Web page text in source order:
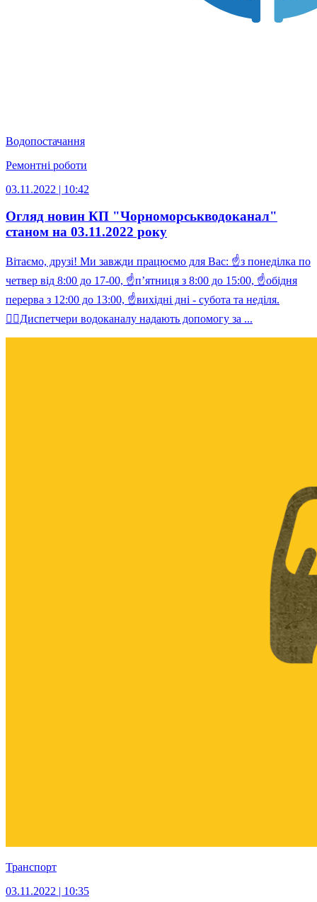
Водопостачання
Ремонтні роботи
03.11.2022 | 10:42
Огляд новин КП "Чорноморськводоканал"
станом на 03.11.2022 року
Вітаємо, друзі! Ми завжди працюємо для Вас: ☝️з понеділка по
четвер від 8:00 до 17-00, ☝️п’ятниця з 8:00 до 15:00, ☝️обідня
перерва з 12:00 до 13:00, ☝️вихідні дні - субота та неділя.
👷‍♀Диспетчери водоканалу надають допомогу за ...
Транспорт
03.11.2022 | 10:35